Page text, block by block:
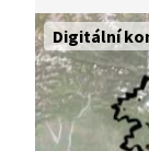
letiště ve
hodně
Bach a
Digitální